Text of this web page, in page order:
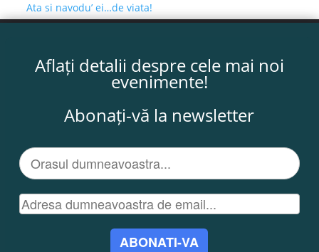
Ata si navodu’ ei…de viata!
Aflați detalii despre cele mai noi
evenimente!
Abonați-vă la newsletter
ABONATI-VA